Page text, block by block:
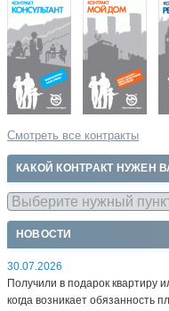
Смотреть все контракты
КАКОЙ КОНТРАКТ НУЖЕН
НОВОСТИ
30.07.2026
Получили в подарок квартиру
когда возникает обязанность